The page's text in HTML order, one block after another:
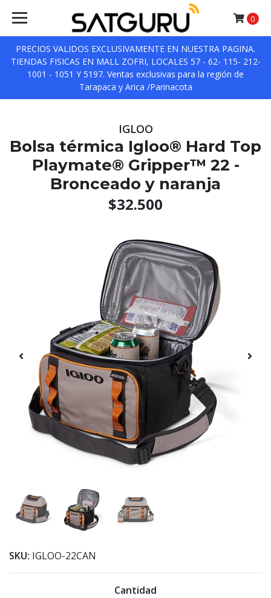
PRECIOS VALIDOS EXCLUSIVAMENTE EN NUESTRA PAGINA.
TIENDAS FISICAS EN MALL ZOFRI, LOCALES 57 - 62- 115- 212-
1001 - 1051 Y 5197. Ventas exclusivas para la región de
Tarapaca y Arica /Parinacota
0
IGLOO
Bolsa térmica Igloo® Hard Top
Playmate® Gripper™ 22 -
Bronceado y naranja
$32.500
SKU: IGLOO-22CAN
Cantidad